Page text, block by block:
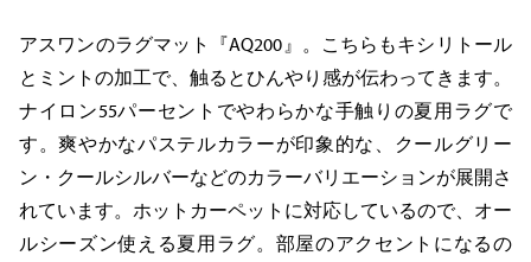
アスワンのラグマット『AQ200』。こちらもキシリトール
とミントの加工で、触るとひんやり感が伝わってきます。
ナイロン55パーセントでやわらかな手触りの夏用ラグで
す。爽やかなパステルカラーが印象的な、クールグリー
ン・クールシルバーなどのカラーバリエーションが展開さ
れています。ホットカーペットに対応しているので、オー
ルシーズン使える夏用ラグ。部屋のアクセントになるの